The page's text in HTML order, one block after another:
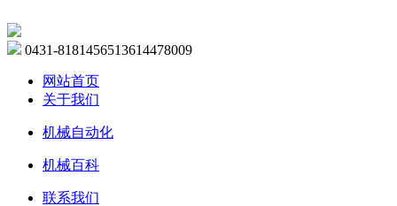
0431-8181456513614478009
网站首页
关于我们
机械自动化
机械百科
联系我们